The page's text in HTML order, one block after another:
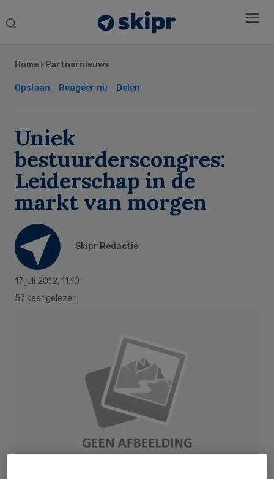
Search
Home › Partnernieuws
Opslaan Reageer nu Delen
Uniek
bestuurderscongres:
Leiderschap in de
markt van morgen
Skipr Redactie
17 juli 2012, 11:10
57 keer gelezen
Sidebar